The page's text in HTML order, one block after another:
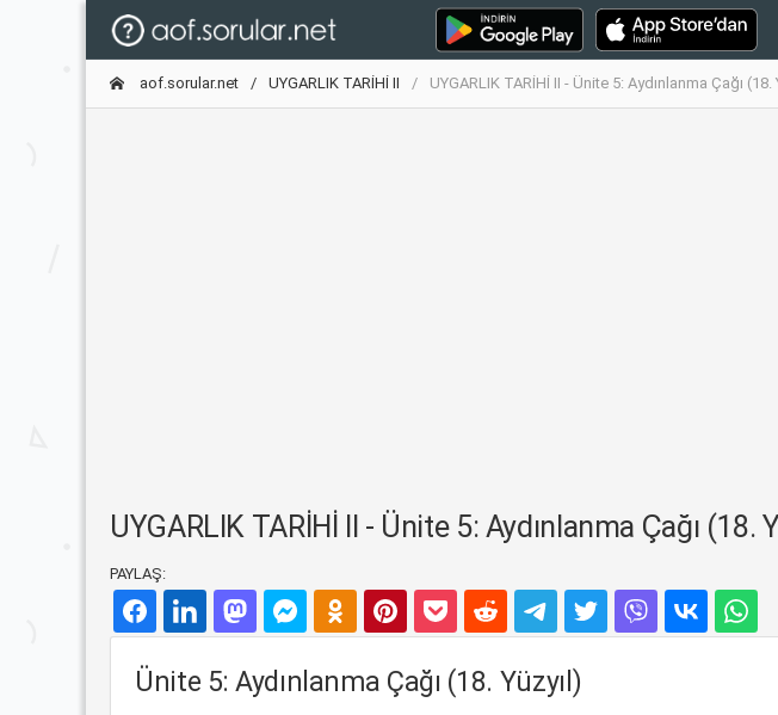
aof.sorular.net UYGARLIK TARİHİ II UYGARLIK TARİHİ II - Ünite 5: Aydınlanma Çağı (18.
UYGARLIK TARİHİ II - Ünite 5: Aydınlanma Çağı (18.
PAYLAŞ:
Ünite 5: Aydınlanma Çağı (18. Yüzyıl)